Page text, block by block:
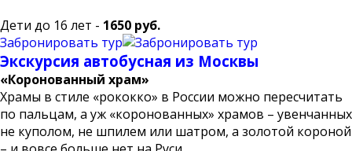
Дети до 16 лет - 1650 руб.
Забронировать тур
Экскурсия автобусная из Москвы
«Коронованный храм»
Храмы в стиле «рококко» в России можно пересчитать
по пальцам, а уж «коронованных» храмов – увенчанных
не куполом, не шпилем или шатром, а золотой короной